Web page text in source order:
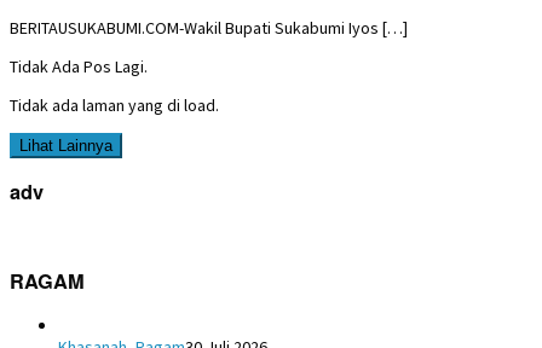
BERITAUSUKABUMI.COM-Wakil Bupati Sukabumi Iyos […]
Tidak Ada Pos Lagi.
Tidak ada laman yang di load.
Lihat Lainnya
adv
RAGAM